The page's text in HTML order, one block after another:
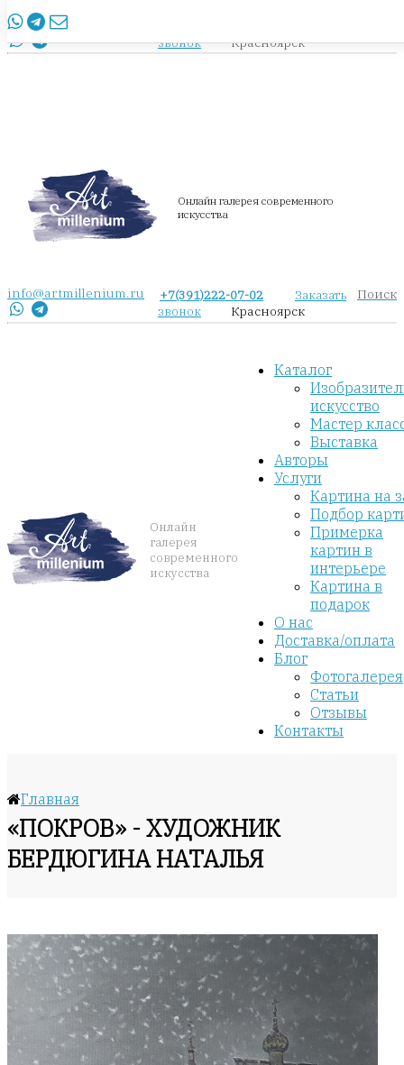
info@artmillenium.ru
звонок
Красноярск
Онлайн галерея современного
искусства
info@artmillenium.ru +7(391)222-07-02
Заказать
звонок
Красноярск
Поиск
Онлайн
галерея
современного
искусства
Каталог
искусство
Мастер
Выставка
Авторы
Услуги
Картина на
Подбор
Примерка
картин в
интерьере
Картина в
подарок
О нас
Доставка/оплата
Блог
Фотогалерея
Статьи
Отзывы
Контакты
Главная
«ПОКРОВ» - ХУДОЖНИК
БЕРДЮГИНА НАТАЛЬЯ